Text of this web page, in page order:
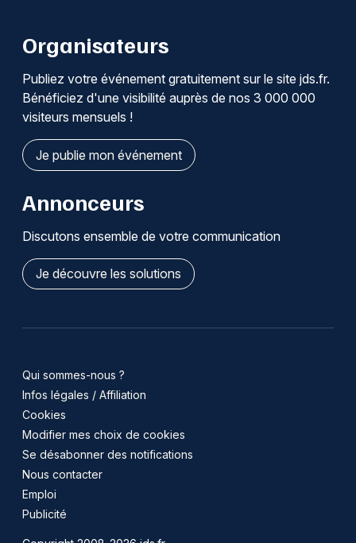
Organisateurs
Publiez votre événement gratuitement sur le site jds.fr.
Bénéficiez d'une visibilité auprès de nos 3 000 000
visiteurs mensuels !
Je publie mon événement
Annonceurs
Discutons ensemble de votre communication
Je découvre les solutions
Qui sommes-nous ?
Infos légales / Affiliation
Cookies
Modifier mes choix de cookies
Se désabonner des notifications
Nous contacter
Emploi
Publicité